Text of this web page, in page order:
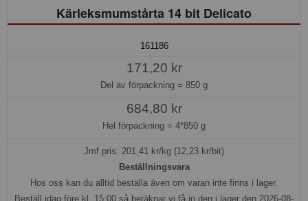
Kärleksmumstårta 14 bit Delicato
161186
171,20 kr
Del av förpackning = 850 g
684,80 kr
Hel förpackning = 4*850 g
Jmf.pris: 201,41 kr/kg (12,23 kr/bit)
Beställningsvara
Hos oss kan du alltid beställa även om varan inte finns i lager.
Beställ idag före kl. 15:00 så beräknar vi få in den i lager den 2026-08-